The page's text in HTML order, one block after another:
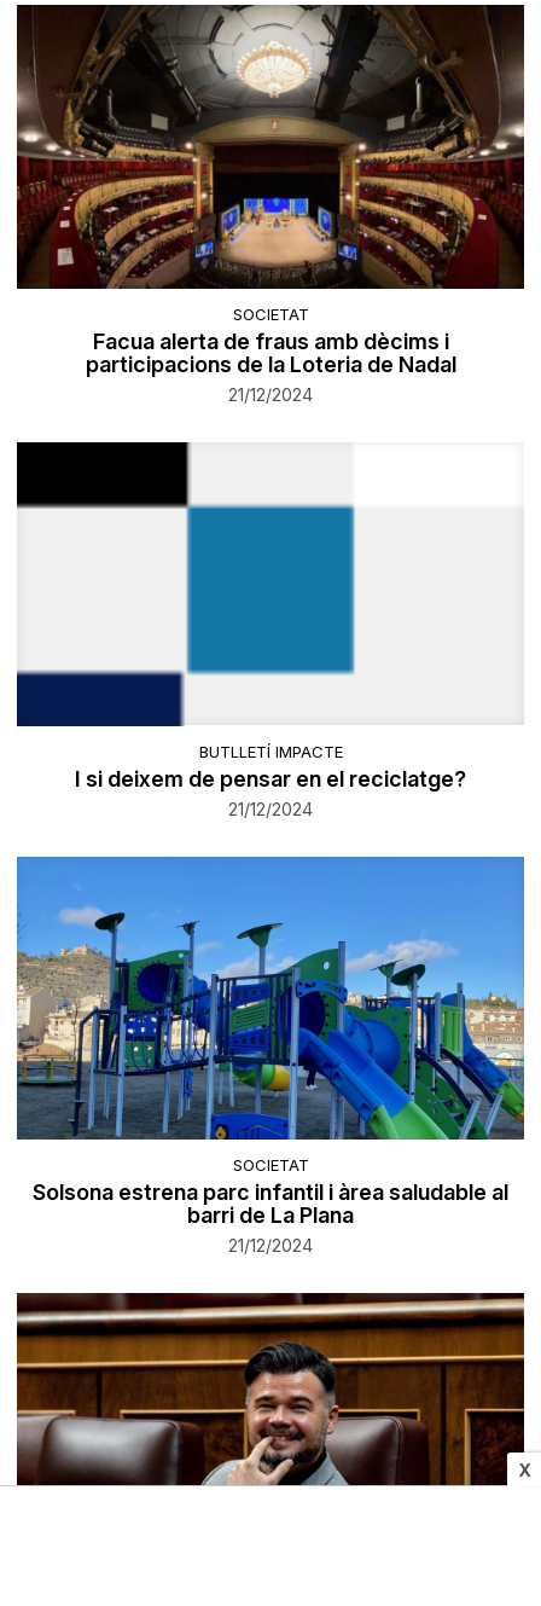
X
SOCIETAT
Facua alerta de fraus amb dècims i
participacions de la Loteria de Nadal
21/12/2024
BUTLLETÍ IMPACTE
I si deixem de pensar en el reciclatge?
21/12/2024
SOCIETAT
Solsona estrena parc infantil i àrea saludable al
barri de La Plana
21/12/2024